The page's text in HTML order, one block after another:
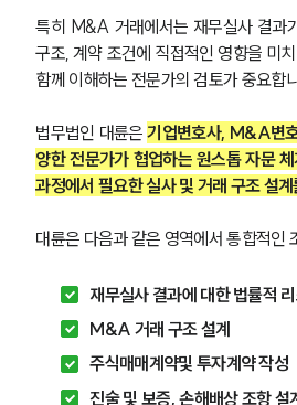
특히 M&A 거래에서는 재무실사 결과
구조, 계약 조건에 직접적인 영향을 미
함께 이해하는 전문가의 검토가 중요합
법무법인 대륜은 기업변호사, M&A변
양한 전문가가 협업하는 원스톱 자문
과정에서 필요한 실사 및 거래 구조 설
대륜은 다음과 같은 영역에서 통합적인
재무실사 결과에 대한 법률적
M&A 거래 구조 설계
주식매매계약및 투자계약 작성
진술 및 보증, 손해배상 조항 설